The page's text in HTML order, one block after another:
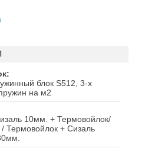
блок S512, 3-х
на м2
10мм. + Термовойлок/
Термовойлок + Сизаль